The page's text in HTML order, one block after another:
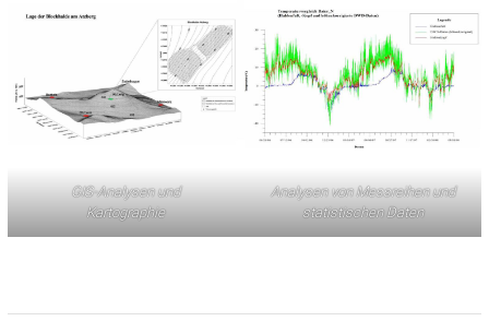
GIS-Analysen und
Kartographie
Analysen von Messreihen und
statistischen Daten